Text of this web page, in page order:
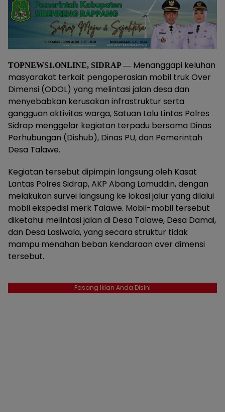
TOPNEWS1.ONLINE, SIDRAP — Menanggapi keluhan
masyarakat terkait pengoperasian mobil truk Over
Dimensi (ODOL) yang melintasi jalan desa dan
menyebabkan kerusakan infrastruktur serta
gangguan aktivitas warga, Satuan Lalu Lintas Polres
Sidrap menggelar kegiatan terpadu bersama Dinas
Perhubungan (Dishub), Dinas PU, dan Pemerintah
Desa Talawe.
Kegiatan tersebut dipimpin langsung oleh Kasat
Lantas Polres Sidrap, AKP Abang Lamuddin, dengan
melakukan survei langsung ke lokasi jalur yang dilalui
mobil ekspedisi merk Talawe. Mobil-mobil tersebut
diketahui melintasi jalan di Desa Talawe, Desa Damai,
dan Desa Lasiwala, yang secara struktur tidak
mampu menahan beban kendaraan over dimensi
tersebut.
Pasang Iklan Anda Disini